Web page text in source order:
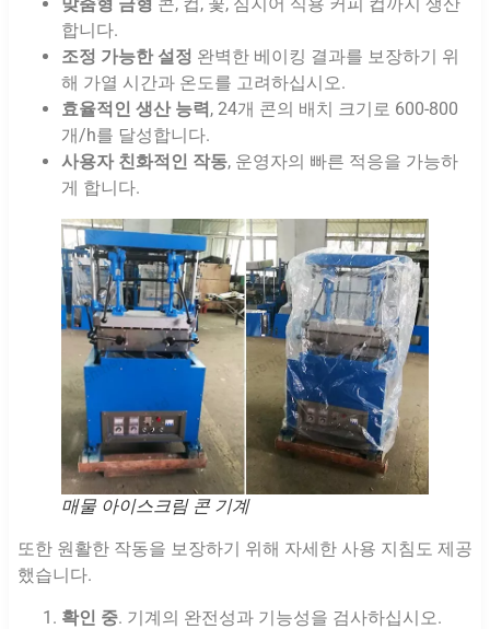
합니다.
조정 가능한 설정 완벽한 베이킹 결과를 보장하기 위
해 가열 시간과 온도를 고려하십시오.
효율적인 생산 능력 , 24개 콘의 배치 크기로 600-800
개/h를 달성합니다.
사용자 친화적인 작동, 운영자의 빠른 적응을 가능하
게 합니다.
매물 아이스크림 콘 기계
또한 원활한 작동을 보장하기 위해 자세한 사용 지침도 제공
했습니다.
확인 중. 기계의 완전성과 기능성을 검사하십시오.